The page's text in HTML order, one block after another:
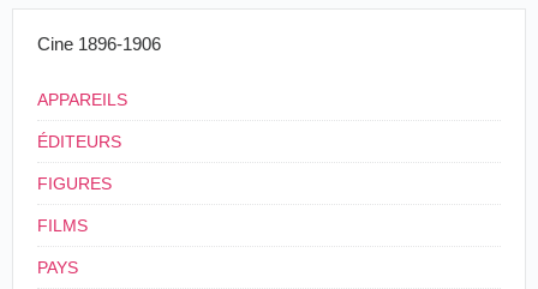
Cine 1896-1906
APPAREILS
ÉDITEURS
FIGURES
FILMS
PAYS